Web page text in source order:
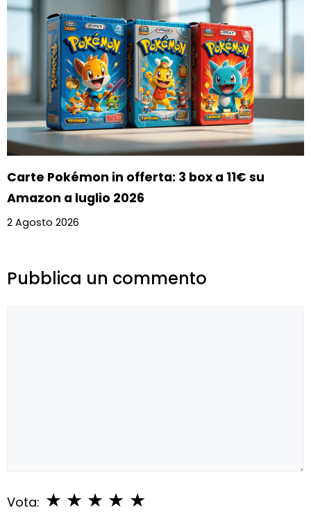
Carte Pokémon in offerta: 3 box a 11€ su
Amazon a luglio 2026
2 Agosto 2026
Pubblica un commento
Vota: ★
★
★
★
★